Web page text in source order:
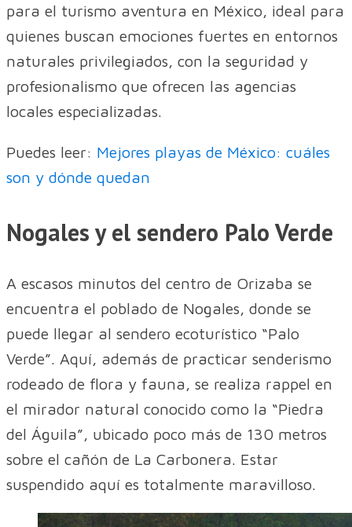
para el turismo aventura en México, ideal para
quienes buscan emociones fuertes en entornos
naturales privilegiados, con la seguridad y
profesionalismo que ofrecen las agencias
locales especializadas.
Puedes leer: Mejores playas de México: cuáles
son y dónde quedan
Nogales y el sendero Palo Verde
A escasos minutos del centro de Orizaba se
encuentra el poblado de Nogales, donde se
puede llegar al sendero ecoturístico “Palo
Verde”. Aquí, además de practicar senderismo
rodeado de flora y fauna, se realiza rappel en
el mirador natural conocido como la “Piedra
del Águila”, ubicado poco más de 130 metros
sobre el cañón de La Carbonera. Estar
suspendido aquí es totalmente maravilloso.